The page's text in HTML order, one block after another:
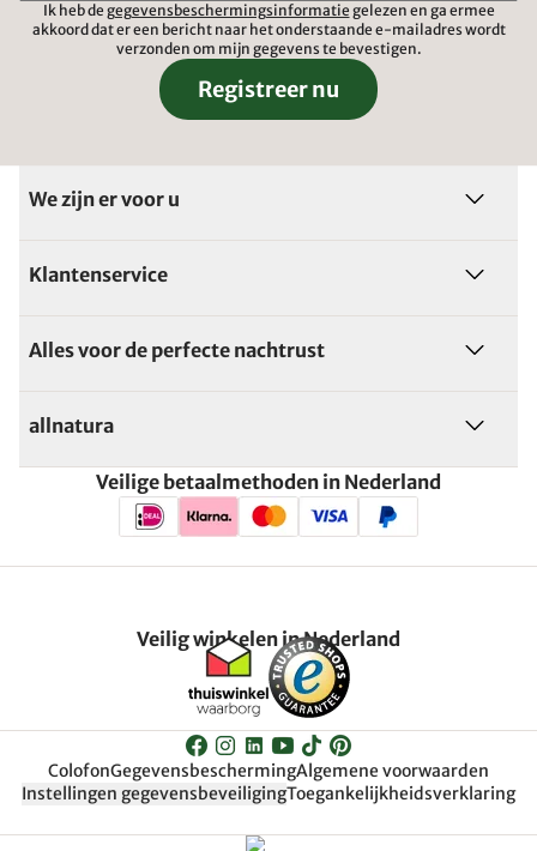
Ik heb de gegevensbeschermingsinformatie gelezen en ga ermee
akkoord dat er een bericht naar het onderstaande e-mailadres wordt
verzonden om mijn gegevens te bevestigen.
Registreer nu
We zijn er voor u
Klantenservice
Alles voor de perfecte nachtrust
allnatura
Veilige betaalmethoden in Nederland
Veilig winkelen in Nederland
ColofonGegevensbeschermingAlgemene voorwaarden
Instellingen gegevensbeveiligingToegankelijkheidsverklaring